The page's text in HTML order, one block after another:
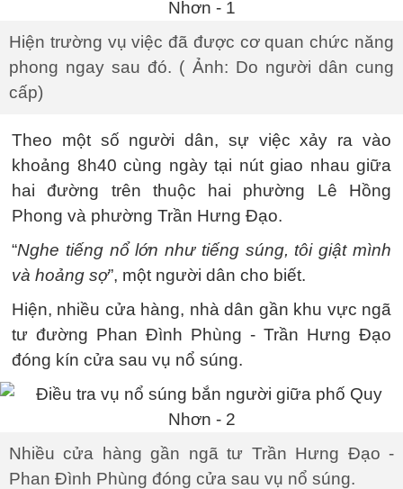
Hiện trường vụ việc đã được cơ quan chức năng
phong ngay sau đó. ( Ảnh: Do người dân cung
cấp)
Theo một số người dân, sự việc xảy ra vào
khoảng 8h40 cùng ngày tại nút giao nhau giữa
hai đường trên thuộc hai phường Lê Hồng
Phong và phường Trần Hưng Đạo.
“Nghe tiếng nổ lớn như tiếng súng, tôi giật mình
và hoảng sợ”, một người dân cho biết.
Hiện, nhiều cửa hàng, nhà dân gần khu vực ngã
tư đường Phan Đình Phùng - Trần Hưng Đạo
đóng kín cửa sau vụ nổ súng.
Nhiều cửa hàng gần ngã tư Trần Hưng Đạo -
Phan Đình Phùng đóng cửa sau vụ nổ súng.